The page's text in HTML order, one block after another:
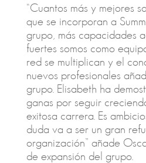
“Cuantos más y mejores
que se incorporan a
grupo, más capacidades
fuertes somos como
red se multiplican y el
nuevos profesionales
grupo. Elisabeth ha
ganas por seguir
exitosa carrera. Es
duda va a ser un gran
organización” añade
de expansión del grupo.